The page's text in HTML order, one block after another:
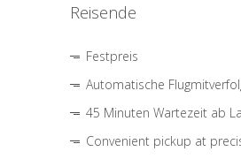
Reisende
Festpreis
Automatische
45 Minuten Wartezeit ab
Convenient pickup at